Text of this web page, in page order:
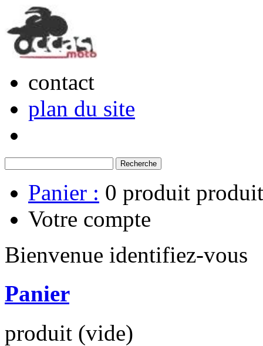
contact
plan du site
Panier : 0 produit
Votre compte
Bienvenue identifiez-vous
Panier
produit (vide)